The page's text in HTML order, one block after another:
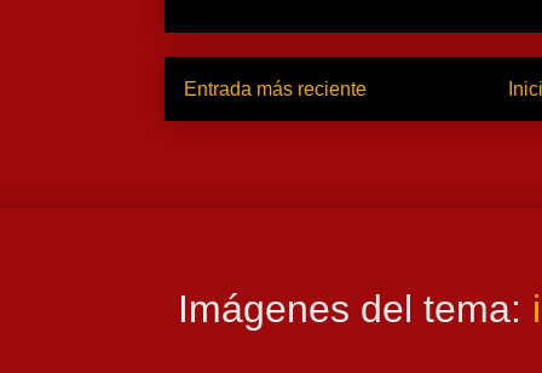
Entrada más reciente
Imágenes del tema: